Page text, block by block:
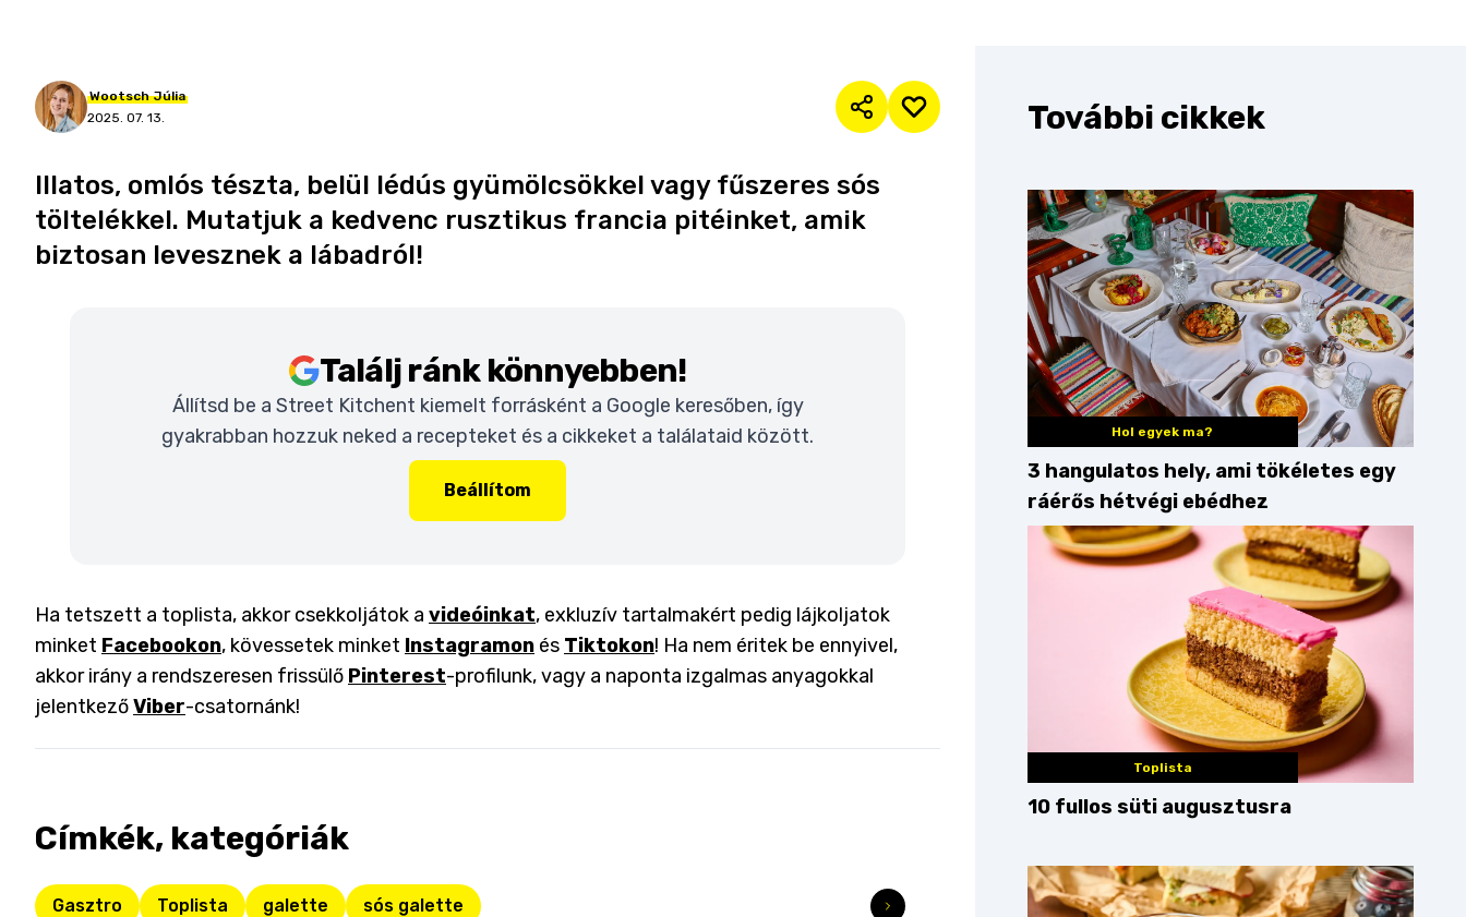
Wootsch Júlia
2025. 07. 13.
Illatos, omlós tészta, belül lédús gyümölcsökkel vagy fűszeres sós
töltelékkel. Mutatjuk a kedvenc rusztikus francia pitéinket, amik
biztosan levesznek a lábadról!
Találj ránk könnyebben!
Állítsd be a Street Kitchent kiemelt forrásként a Google keresőben, így
gyakrabban hozzuk neked a recepteket és a cikkeket a találataid között.
Beállítom
Ha tetszett a toplista, akkor csekkoljátok a videóinkat, exkluzív tartalmakért pedig lájkoljatok
minket Facebookon, kövessetek minket Instagramon és Tiktokon! Ha nem éritek be ennyivel,
akkor irány a rendszeresen frissülő Pinterest-profilunk, vagy a naponta izgalmas anyagokkal
jelentkezőViber-csatornánk!
Címkék, kategóriák
Gasztro Toplista galette sós galette
További cikkek
Hol egyek ma?
3 hangulatos hely, ami tökéletes egy
ráérős hétvégi ebédhez
Toplista
10 fullos süti augusztusra